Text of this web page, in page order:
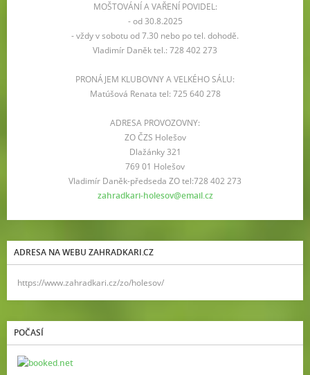
MOŠTOVÁNÍ A VAŘENÍ POVIDEL:
- od 30.8.2025
- vždy v sobotu od 7.30 nebo po tel. dohodě.
Vladimír Daněk tel.: 728 402 273
PRONÁJEM KLUBOVNY A VELKÉHO SÁLU:
Matúšová Renata tel: 725 640 278
ADRESA PROVOZOVNY:
ZO ČZS Holešov
Dlažánky 321
769 01 Holešov
Vladimír Daněk-předseda ZO tel:728 402 273
zahradkari-holesov@email.cz
ADRESA NA WEBU ZAHRADKARI.CZ
https://www.zahradkari.cz/zo/holesov/
POČASÍ